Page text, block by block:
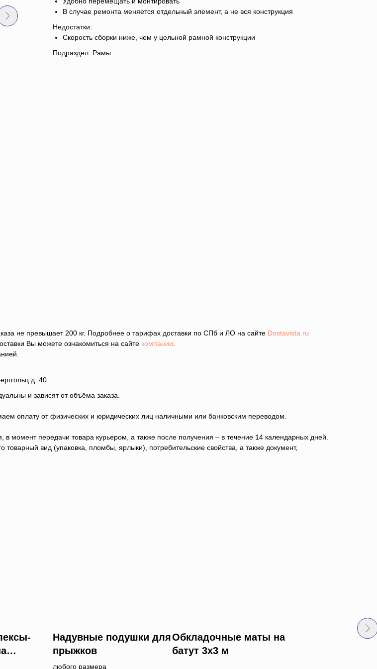
В случае ремонта меняется отдельный элемент, а не вся конструкция
Недостатки:
Скорость сборки ниже, чем у цельной рамной конструкции
Подраздел: Рамы
не превышает 200 кг. Подробнее о тарифах доставки по СПб и ЛО на сайте Dostavista.ru
Вы можете ознакомиться на сайте компании
д. 40
и зависят от объёма заказа.
оплату от физических и юридических лиц наличными или банковским переводом.
момент передачи товара курьером, а также после получения – в течение 14 календарных дней.
вид (упаковка, пломбы, ярлыки), потребительские свойства, а также документ,
Надувные подушки для
прыжков
любого размера
Обкладочные маты на
батут 3х3 м
Нестандартный